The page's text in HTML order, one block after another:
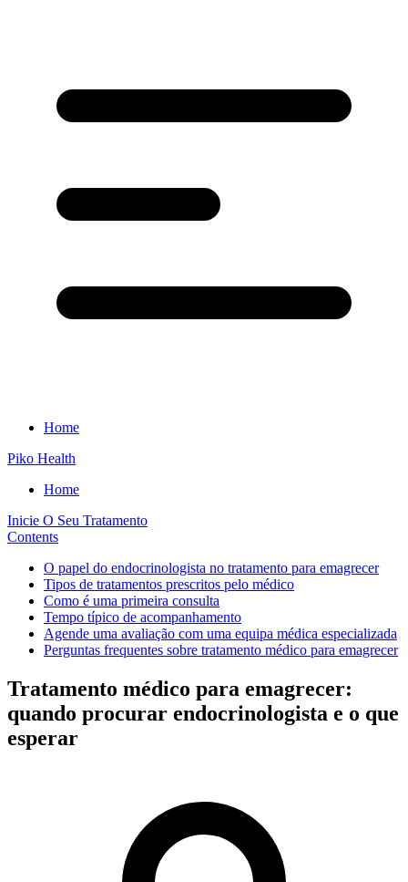
Home
Piko Health
Home
Inicie O Seu Tratamento
Contents
O papel do endocrinologista no tratamento para emagrecer
Tipos de tratamentos prescritos pelo médico
Como é uma primeira consulta
Tempo típico de acompanhamento
Agende uma avaliação com uma equipa médica especializada
Perguntas frequentes sobre tratamento médico para emagrecer
Tratamento médico para emagrecer:
quando procurar endocrinologista e o que
esperar